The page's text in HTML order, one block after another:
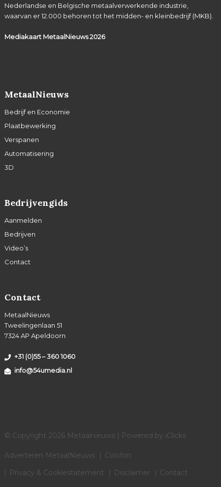
Nederlandse en Belgische metaalverwerkende industrie,
waarvan er 12.000 behoren tot het midden- en kleinbedrijf (MKB).
Mediakaart MetaalNieuws2026
MetaalNieuws
Bedrijf en Economie
Plaatbewerking
Verspanen
Automatisering
3D
Bedrijvengids
Aanmelden
Bedrijven
Video’s
Contact
Contact
MetaalNieuws
Tweelingenlaan 51
7324 AP Apeldoorn
+31 (0)55 – 360 1060
info@54umedia.nl
© Copyright 2026 Metaalnieuws | Powered by iClicks
Adverteren MetaalNieuws
Colofon
Privacy & Cookiestatement
Disclaimer
Contact